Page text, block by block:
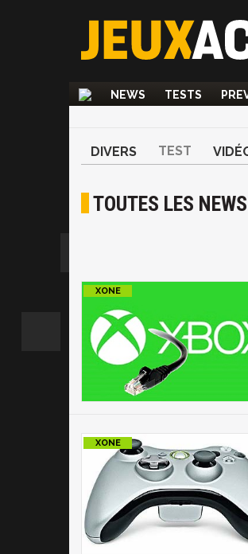
NEWS TESTS
DIVERS TEST
TOUTES LES